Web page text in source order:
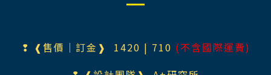
❢ ❰售價｜訂金❱ 1420 | 710 (不含國際運費)